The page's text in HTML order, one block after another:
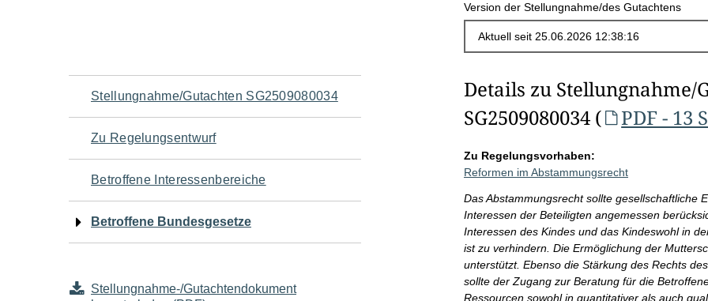
Version der Stellungnahme/des Gutachtens
Navigation
für
den
Seiteninhalt
Stellungnahme/Gutachten SG2509080034
Zu Regelungsentwurf
Betroffene Interessenbereiche
Betroffene Bundesgesetze
Stellungnahme-/Gutachtendokument
Details zu Stellungnahme/
SG2509080034 (
PDF - 13
Zu Regelungsvorhaben:
Reformen im Abstammungsrecht
Das Abstammungsrecht sollte gesellschaftliche
Interessen der Beteiligten angemessen
Interessen des Kindes und das Kindeswohl in
ist zu verhindern. Die Ermöglichung der
unterstützt. Ebenso die Stärkung des Rechts
sollte der Zugang zur Beratung für die
Ressourcen sowohl in quantitativer als auch